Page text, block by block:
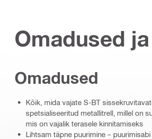
Omadused
Omadused
Kõik, mida vajate S-BT
spetsialiseeritud metallitrell, millel on
mis on vajalik terasele kinnitamiseks
Lihtsam täpne puurimine –